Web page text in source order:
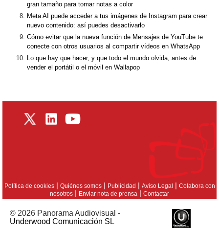
gran tamaño para tomar notas a color
Meta AI puede acceder a tus imágenes de Instagram para crear
nuevo contenido: así puedes desactivarlo
Cómo evitar que la nueva función de Mensajes de YouTube te
conecte con otros usuarios al compartir vídeos en WhatsApp
Lo que hay que hacer, y que todo el mundo olvida, antes de
vender el portátil o el móvil en Wallapop
Política de cookies| Quiénes somos| Publicidad | Aviso Legal | Colabora con
nosotros | Enviar nota de prensa | Contactar
© 2026 Panorama Audiovisual -
Underwood Comunicación SL